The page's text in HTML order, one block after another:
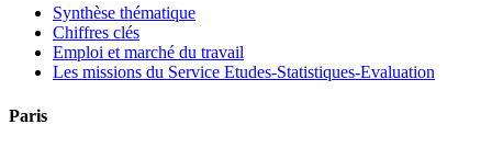
Synthèse thématique
Chiffres clés
Emploi et marché du travail
Les missions du Service Etudes-Statistiques-Evaluation
Paris